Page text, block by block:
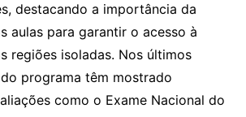
destacando a importância da
aulas para garantir o acesso à
regiões isoladas. Nos últimos
programa têm mostrado
como o Exame Nacional do